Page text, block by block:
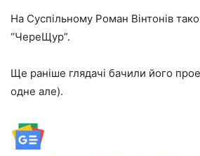
На Суспільному Роман Вінтонів
“ЧереЩур”.
Ще раніше глядачі бачили його
одне але).